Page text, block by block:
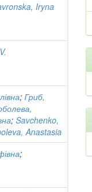
Iryna
;Гриб,
;Savchenko,
Anastasia
;